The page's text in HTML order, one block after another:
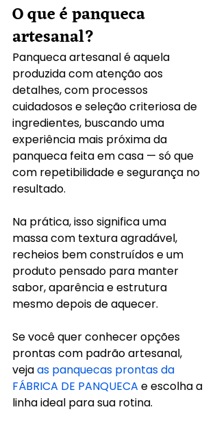
O que é panqueca
artesanal?
Panqueca artesanal é aquela
produzida com atenção aos
detalhes, com processos
cuidadosos e seleção criteriosa de
ingredientes, buscando uma
experiência mais próxima da
panqueca feita em casa — só que
com repetibilidade e segurança no
resultado.
Na prática, isso significa uma
massa com textura agradável,
recheios bem construídos e um
produto pensado para manter
sabor, aparência e estrutura
mesmo depois de aquecer.
Se você quer conhecer opções
prontas com padrão artesanal,
veja as panquecas prontas da
FÁBRICA DE PANQUECA e escolha a
linha ideal para sua rotina.